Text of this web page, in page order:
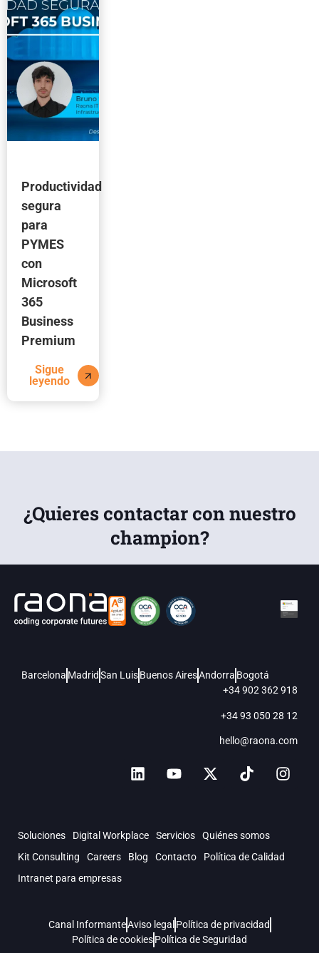
Productividad
segura
para
PYMES
con
Microsoft
365
Business
Premium
Sigue
leyendo
¿Quieres contactar con nuestro
champion?
Barcelona MadridSan LuisBuenos AiresAndorra Bogotá
+34 902 362 918
+34 93 050 28 12
hello@raona.com
Soluciones Digital Workplace Servicios
Quiénes somos
Kit Consulting
Careers Blog Contacto
Política de Calidad
Intranet para empresas
Canal InformanteAviso legal Política de privacidad
Política de cookiesPolítica de Seguridad